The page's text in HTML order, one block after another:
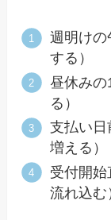
週明けの
する）
昼休み
る）
支払い日
増える）
受付開
流れ込む